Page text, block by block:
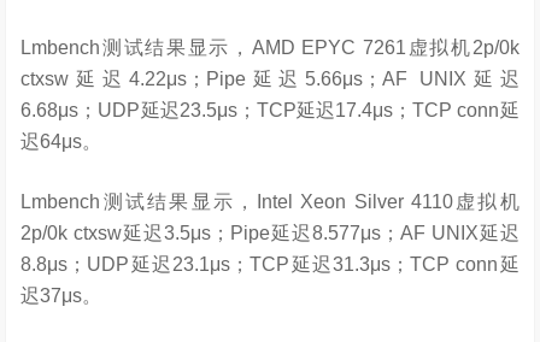
Lmbench测试结果显示，AMD EPYC 7261虚拟机2p/0k
ctxsw延迟4.22μs；Pipe延迟5.66μs；AF UNIX延迟
6.68μs；UDP延迟23.5μs；TCP延迟17.4μs；TCP conn延
迟64μs。
Lmbench测试结果显示，Intel Xeon Silver 4110虚拟机
2p/0k ctxsw延迟3.5μs；Pipe延迟8.577μs；AF UNIX延迟
8.8μs；UDP延迟23.1μs；TCP延迟31.3μs；TCP conn延
迟37μs。